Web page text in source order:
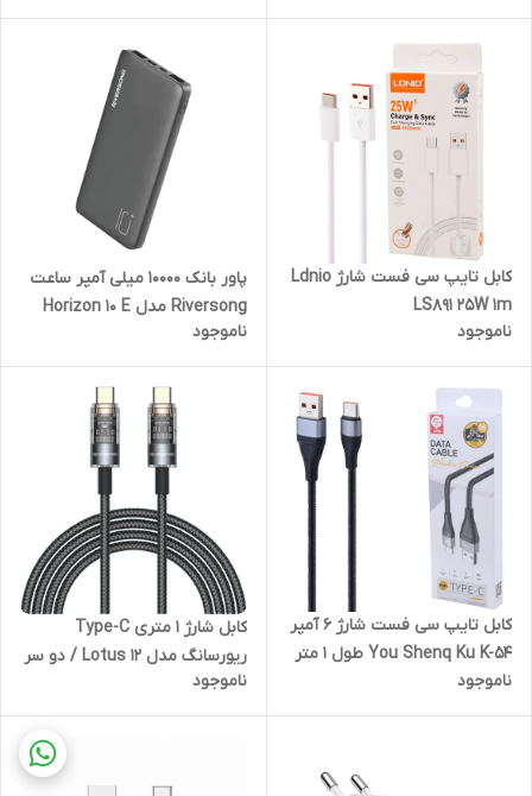
کابل تایپ سی فست شارژ Ldnio
LS891 25W 1m
ناموجود
پاور بانک 10000 میلی آمپر ساعت
Riversong مدل Horizon 10 E
PB106 توان
ناموجود
کابل تایپ سی فست شارژ 6 آمپر
You Shenq Ku K-54 طول 1 متر
ناموجود
کابل شارژ 1 متری Type-C
ریورسانگ مدل Lotus 12 / دو سر
تایپ سی
ناموجود